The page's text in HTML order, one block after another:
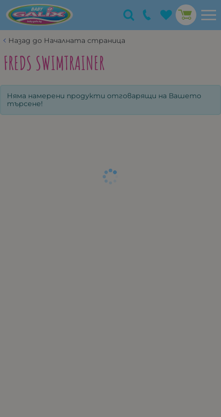
Назад до Началната страница
FREDS SWIMTRAINER
Няма намерени продукти отговарящи на Вашето
търсене!